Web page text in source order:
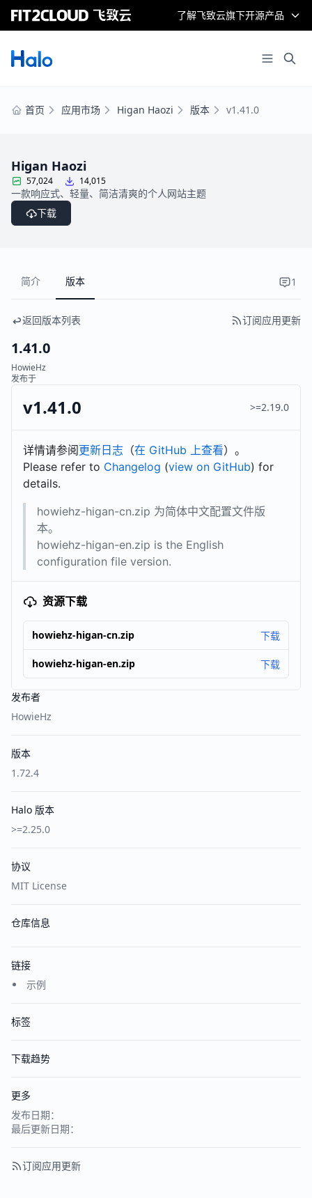
了解飞致云旗下开源产品
首页 应用市场 Higan Haozi 版本 v1.41.0
Higan Haozi
57,024 14,015
一款响应式、轻量、简洁清爽的个人网站主题
下载
发布者
HowieHz
版本
1.72.4
Halo 版本
>=2.25.0
协议
MIT License
仓库信息
链接
示例
标签
下载趋势
更多
发布日期：
最后更新日期：
订阅应用更新
简介 版本 1
返回版本列表 订阅应用更新
1.41.0
HowieHz
发布于
v1.41.0 >=2.19.0
详情请参阅更新日志 （在 GitHub 上查看）。
Please refer to Changelog (view on GitHub) for
details.
howiehz-higan-cn.zip 为简体中文配置文件版
本。
howiehz-higan-en.zip is the English
configuration file version.
资源下载
howiehz-higan-cn.zip 下载
howiehz-higan-en.zip 下载